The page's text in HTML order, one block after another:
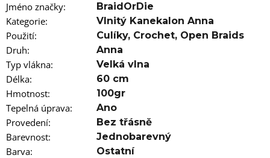
Jméno značky: BraidOrDie
Kategorie: Vlnitý Kanekalon Anna
Použití: Culíky, Crochet, Open Braids
Druh: Anna
Typ vlákna: Velká vlna
Délka: 60 cm
Hmotnost: 100gr
Tepelná úprava: Ano
Provedení: Bez třásně
Barevnost: Jednobarevný
Barva: Ostatní
j
e
m
e
100%
JUMBO
BRAID
KANEKALON
22
SUPERBRAID
99
Kč